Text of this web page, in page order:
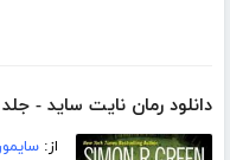
دانلود رمان نایت ساید - جلد 5: راه های نرفته
از: